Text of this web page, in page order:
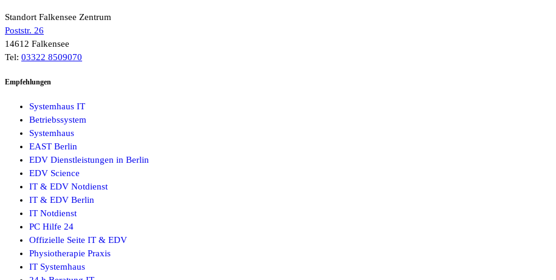
Standort Falkensee Zentrum
Poststr. 26
14612 Falkensee
Tel: 03322 8509070
Empfehlungen
Systemhaus IT
Betriebssystem
Systemhaus
EAST Berlin
EDV Dienstleistungen in Berlin
EDV Science
IT & EDV Notdienst
IT & EDV Berlin
IT Notdienst
PC Hilfe 24
Offizielle Seite IT & EDV
Physiotherapie Praxis
IT Systemhaus